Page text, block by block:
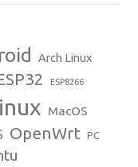
Arch Linux
ESP8266
MacOS
OpenWrt PC